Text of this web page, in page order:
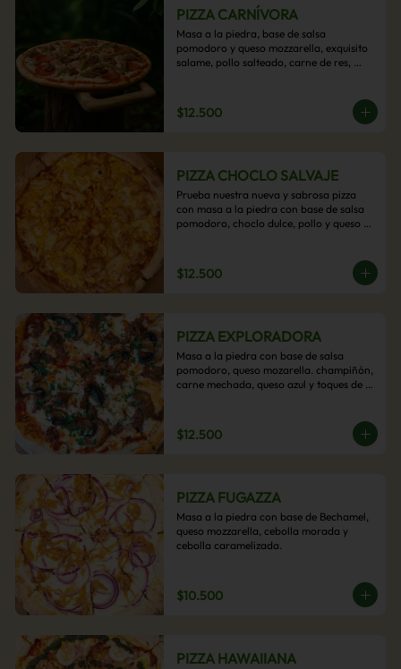
PIZZA CARNÍVORA
Masa a la piedra, base de salsa
pomodoro y queso mozzarella, exquisito
salame, pollo salteado, carne de res,
$12.500
PIZZA CHOCLO SALVAJE
Prueba nuestra nueva y sabrosa pizza
con masa a la piedra con base de salsa
pomodoro, choclo dulce, pollo y queso
$12.500
PIZZA EXPLORADORA
Masa a la piedra con base de salsa
pomodoro, queso mozarella. champiñón,
carne mechada, queso azul y toques de
$12.500
PIZZA FUGAZZA
Masa a la piedra con base de Bechamel,
queso mozzarella, cebolla morada y
cebolla caramelizada.
$10.500
PIZZA HAWAIIANA